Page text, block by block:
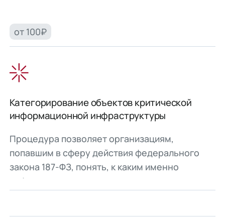
от 100₽
Категорирование объектов критической
информационной инфраструктуры
Процедура позволяет организациям,
попавшим в сферу действия федерального
закона 187-ФЗ, понять, к каким именно
информационным системам,